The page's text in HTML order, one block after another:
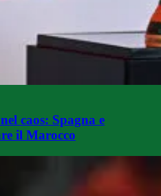
caos: Spagna e
il Marocco